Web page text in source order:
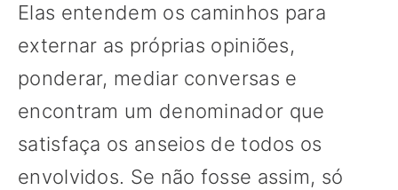
Elas entendem os caminhos para
externar as próprias opiniões,
ponderar, mediar conversas e
encontram um denominador que
satisfaça os anseios de todos os
envolvidos. Se não fosse assim, só